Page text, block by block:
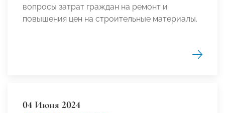
вопросы затрат граждан на ремонт и
повышения цен на строительные материалы.
04 Июня 2024